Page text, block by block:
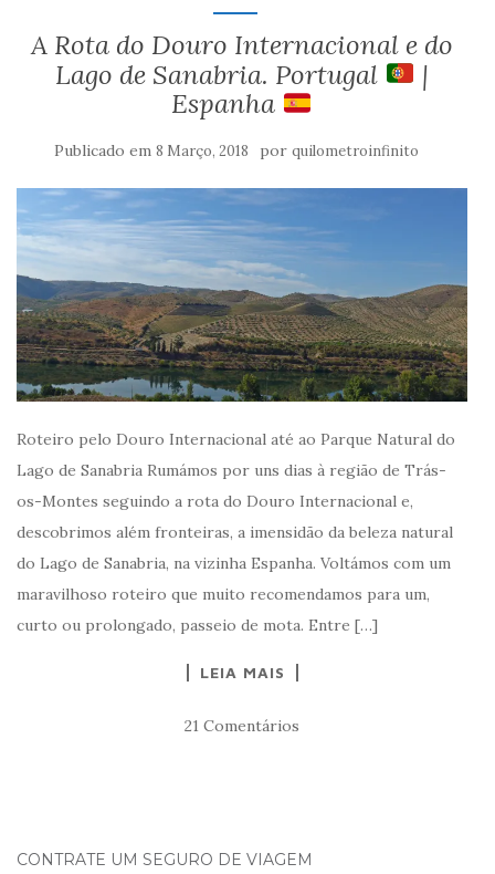
A Rota do Douro Internacional e do
Lago de Sanabria. Portugal
|
Espanha
Publicado em 8 Março, 2018 por quilometroinfinito
Roteiro pelo Douro Internacional até ao Parque Natural do
Lago de Sanabria Rumámos por uns dias à região de Trás-
os-Montes seguindo a rota do Douro Internacional e,
descobrimos além fronteiras, a imensidão da beleza natural
do Lago de Sanabria, na vizinha Espanha. Voltámos com um
maravilhoso roteiro que muito recomendamos para um,
curto ou prolongado, passeio de mota. Entre […]
LEIA MAIS
21 Comentários
CONTRATE UM SEGURO DE VIAGEM